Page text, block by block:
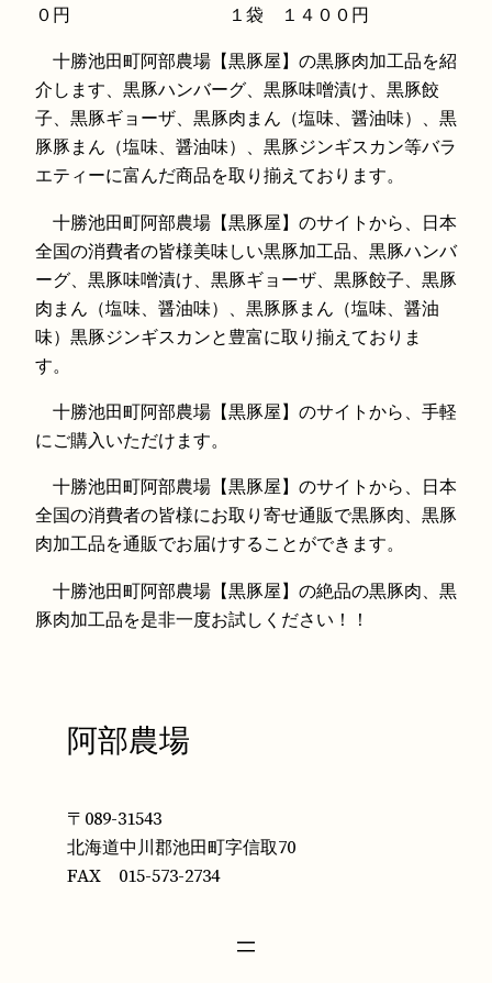
０円 １袋 １４００円
十勝池田町阿部農場【黒豚屋】の黒豚肉加工品を紹
介します、黒豚ハンバーグ、黒豚味噌漬け、黒豚餃
子、黒豚ギョーザ、黒豚肉まん（塩味、醤油味）、黒
豚豚まん（塩味、醤油味）、黒豚ジンギスカン等バラ
エティーに富んだ商品を取り揃えております。
十勝池田町阿部農場【黒豚屋】のサイトから、日本
全国の消費者の皆様美味しい黒豚加工品、黒豚ハンバ
ーグ、黒豚味噌漬け、黒豚ギョーザ、黒豚餃子、黒豚
肉まん（塩味、醤油味）、黒豚豚まん（塩味、醤油
味）黒豚ジンギスカンと豊富に取り揃えておりま
す。
十勝池田町阿部農場【黒豚屋】のサイトから、手軽
にご購入いただけます。
十勝池田町阿部農場【黒豚屋】のサイトから、日本
全国の消費者の皆様にお取り寄せ通販で黒豚肉、黒豚
肉加工品を通販でお届けすることができます。
十勝池田町阿部農場【黒豚屋】の絶品の黒豚肉、黒
豚肉加工品を是非一度お試しください！！
阿部農場
〒089-31543
北海道中川郡池田町字信取70
FAX 015-573-2734